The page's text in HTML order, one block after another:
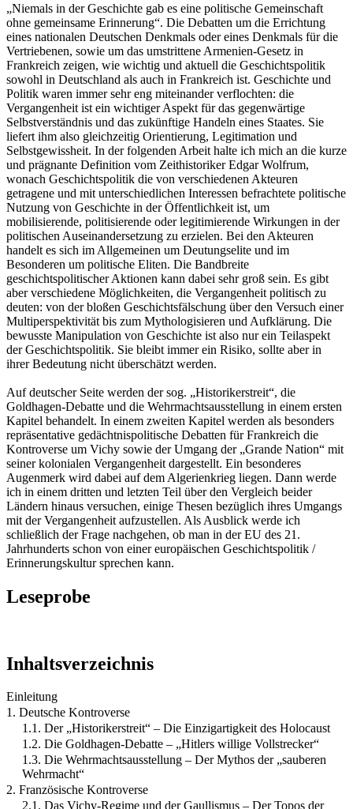
„Niemals in der Geschichte gab es eine politische Gemeinschaft
ohne gemeinsame Erinnerung“. Die Debatten um die Errichtung
eines nationalen Deutschen Denkmals oder eines Denkmals für die
Vertriebenen, sowie um das umstrittene Armenien-Gesetz in
Frankreich zeigen, wie wichtig und aktuell die Geschichtspolitik
sowohl in Deutschland als auch in Frankreich ist. Geschichte und
Politik waren immer sehr eng miteinander verflochten: die
Vergangenheit ist ein wichtiger Aspekt für das gegenwärtige
Selbstverständnis und das zukünftige Handeln eines Staates. Sie
liefert ihm also gleichzeitig Orientierung, Legitimation und
Selbstgewissheit. In der folgenden Arbeit halte ich mich an die kurze
und prägnante Definition vom Zeithistoriker Edgar Wolfrum,
wonach Geschichtspolitik die von verschiedenen Akteuren
getragene und mit unterschiedlichen Interessen befrachtete politische
Nutzung von Geschichte in der Öffentlichkeit ist, um
mobilisierende, politisierende oder legitimierende Wirkungen in der
politischen Auseinandersetzung zu erzielen. Bei den Akteuren
handelt es sich im Allgemeinen um Deutungselite und im
Besonderen um politische Eliten. Die Bandbreite
geschichtspolitischer Aktionen kann dabei sehr groß sein. Es gibt
aber verschiedene Möglichkeiten, die Vergangenheit politisch zu
deuten: von der bloßen Geschichtsfälschung über den Versuch einer
Multiperspektivität bis zum Mythologisieren und Aufklärung. Die
bewusste Manipulation von Geschichte ist also nur ein Teilaspekt
der Geschichtspolitik. Sie bleibt immer ein Risiko, sollte aber in
ihrer Bedeutung nicht überschätzt werden.
Auf deutscher Seite werden der sog. „Historikerstreit“, die
Goldhagen-Debatte und die Wehrmachtsausstellung in einem ersten
Kapitel behandelt. In einem zweiten Kapitel werden als besonders
repräsentative gedächtnispolitische Debatten für Frankreich die
Kontroverse um Vichy sowie der Umgang der „Grande Nation“ mit
seiner kolonialen Vergangenheit dargestellt. Ein besonderes
Augenmerk wird dabei auf dem Algerienkrieg liegen. Dann werde
ich in einem dritten und letzten Teil über den Vergleich beider
Ländern hinaus versuchen, einige Thesen bezüglich ihres Umgangs
mit der Vergangenheit aufzustellen. Als Ausblick werde ich
schließlich der Frage nachgehen, ob man in der EU des 21.
Jahrhunderts schon von einer europäischen Geschichtspolitik /
Erinnerungskultur sprechen kann.
Leseprobe
Inhaltsverzeichnis
Einleitung
1. Deutsche Kontroverse
1.1. Der „Historikerstreit“ – Die Einzigartigkeit des Holocaust
1.2. Die Goldhagen-Debatte – „Hitlers willige Vollstrecker“
1.3. Die Wehrmachtsausstellung – Der Mythos der „sauberen
Wehrmacht“
2. Französische Kontroverse
2.1. Das Vichy-Regime und der Gaullismus – Der Topos der